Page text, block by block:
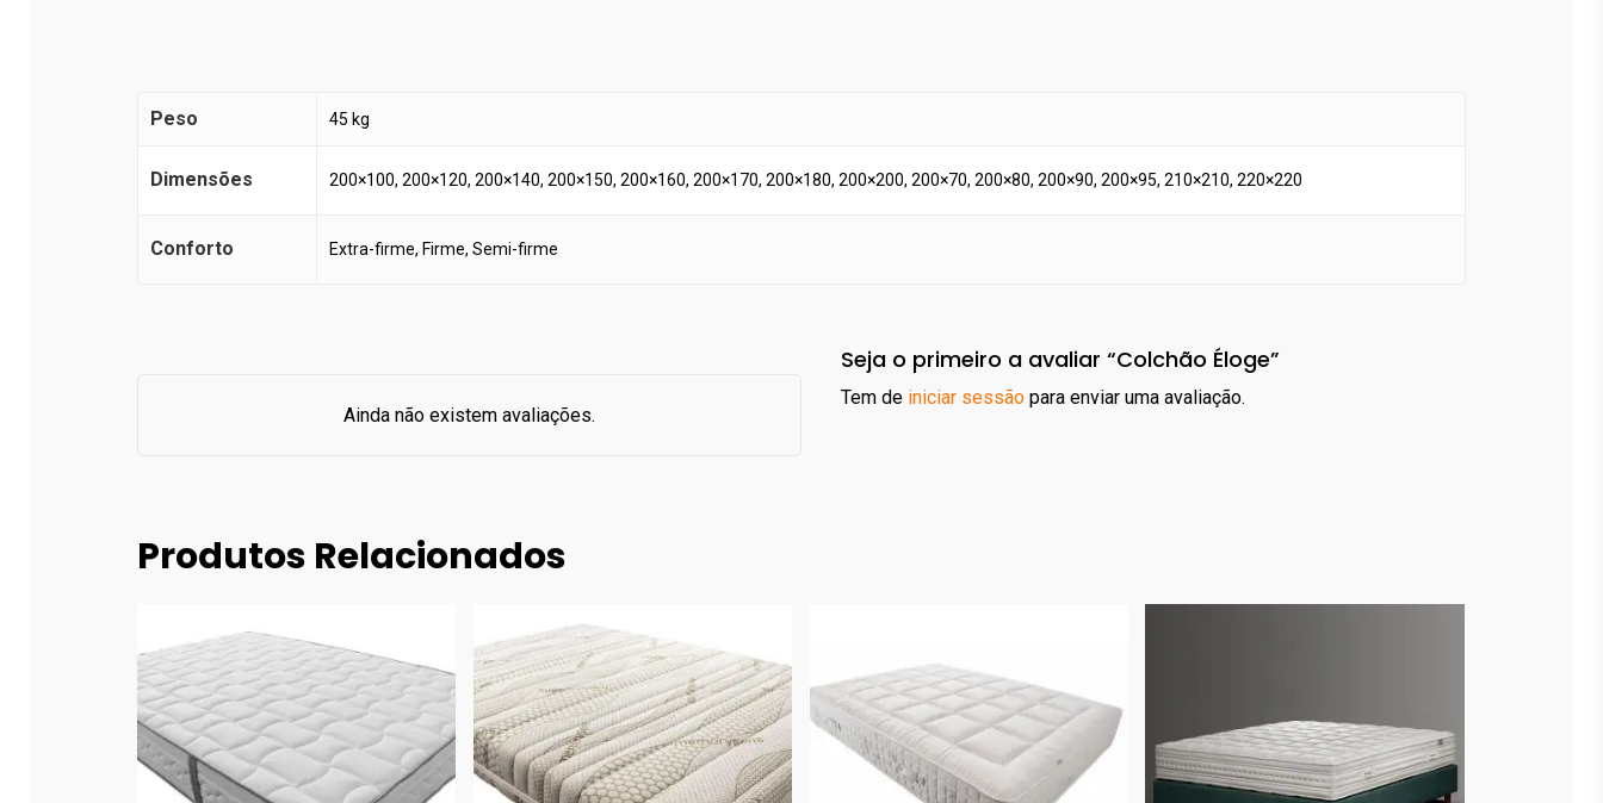
Peso 45 kg
Dimensões 200×100, 200×120, 200×140, 200×150, 200×160, 200×170, 200×180, 200×200, 200×70, 200×80, 200×90, 200×95, 210×210, 220×220
Conforto Extra-firme, Firme, Semi-firme
Ainda não existem avaliações.
Seja o primeiro a avaliar “Colchão Éloge”
Tem de iniciar sessão para enviar uma avaliação.
Produtos Relacionados
192.00€ 382.00€
340.00€ 726.00€ 485.00€ 966.00€ 1,590.00€ 3,079.00€